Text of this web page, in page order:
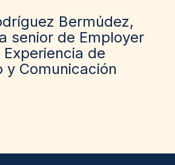
Bermúdez,
senior de Employer
de
y Comunicación